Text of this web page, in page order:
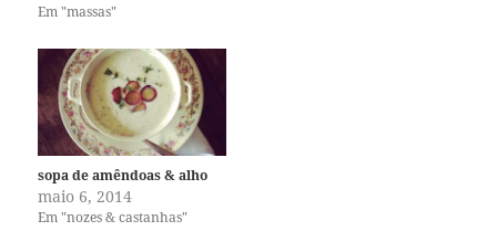
Em "massas"
sopa de amêndoas & alho
maio 6, 2014
Em "nozes & castanhas"